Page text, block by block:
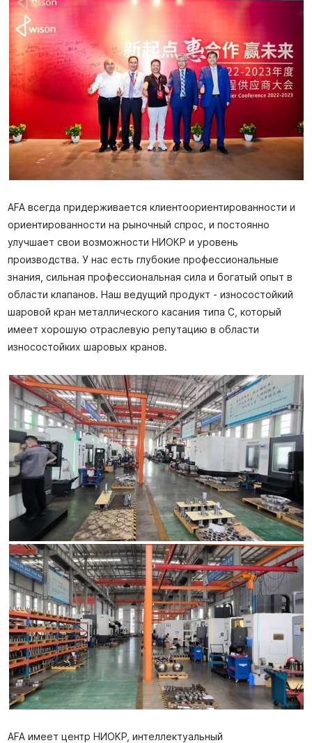
AFA всегда придерживается клиентоориентированности и
ориентированности на рыночный спрос, и постоянно
улучшает свои возможности НИОКР и уровень
производства. У нас есть глубокие профессиональные
знания, сильная профессиональная сила и богатый опыт в
области клапанов. Наш ведущий продукт - износостойкий
шаровой кран металлического касания типа C, который
имеет хорошую отраслевую репутацию в области
износостойких шаровых кранов.
AFA имеет центр НИОКР, интеллектуальный